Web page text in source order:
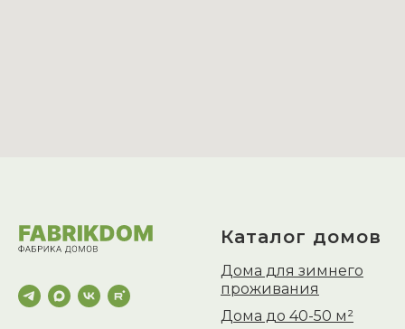
Каталог домов
Дома для зимнего
проживания
Дома до 40-50 м²